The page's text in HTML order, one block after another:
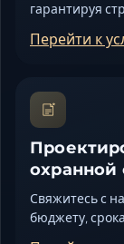
гарантируя
Перейти к
охранной
Свяжитесь с
бюджету,